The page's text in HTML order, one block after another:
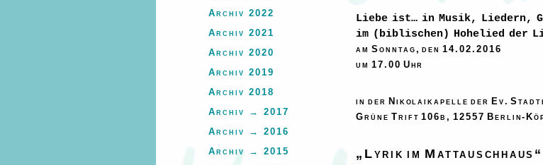
Liebe ist… in Musik, Liedern,
im (biblischen) Hohelied der
am Sonntag, den 14.02.2016
um 17.00 Uhr
in der Nikolaikapelle der Ev.
Grüne Trift 106b, 12557 Berlin-
„Lyrik im Mattauschhaus“
Archiv 2022
Archiv 2021
Archiv 2020
Archiv 2019
Archiv 2018
Archiv → 2017
Archiv → 2016
Archiv → 2015